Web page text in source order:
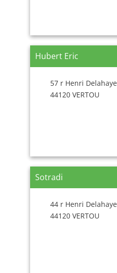
Hubert Eric
57 r Henri Delahaye
44120 VERTOU
Sotradi
44 r Henri Delahaye
44120 VERTOU